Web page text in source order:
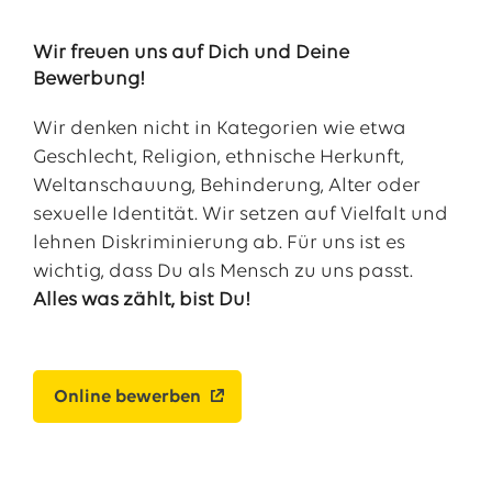
Wir freuen uns auf Dich und Deine
Bewerbung!
Wir denken nicht in Kategorien wie etwa
Geschlecht, Religion, ethnische Herkunft,
Weltanschauung, Behinderung, Alter oder
sexuelle Identität. Wir setzen auf Vielfalt und
lehnen Diskriminierung ab. Für uns ist es
wichtig, dass Du als Mensch zu uns passt.
Alles was zählt, bist Du!
Online bewerben